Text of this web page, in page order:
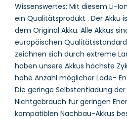
Wissenswertes: Mit diesem Li-
ein Qualitätsprodukt . Der Akku
dem Original Akku. Alle Akkus
europäischen
zeichnen sich durch extreme
haben unsere Akkus höchste
hohe Anzahl möglicher Lade-
Die geringe Selbstentladung der
Nichtgebrauch für geringen
kompatiblen Nachbau-Akkus